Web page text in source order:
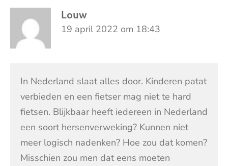
Louw
19 april 2022 om 18:43
In Nederland slaat alles door. Kinderen patat
verbieden en een fietser mag niet te hard
fietsen. Blijkbaar heeft iedereen in Nederland
een soort hersenverweking? Kunnen niet
meer logisch nadenken? Hoe zou dat komen?
Misschien zou men dat eens moeten